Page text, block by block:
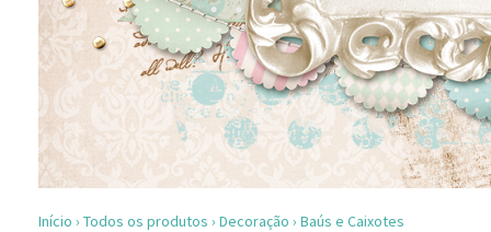
Início › Todos os produtos › Decoração › Baús e Caixotes